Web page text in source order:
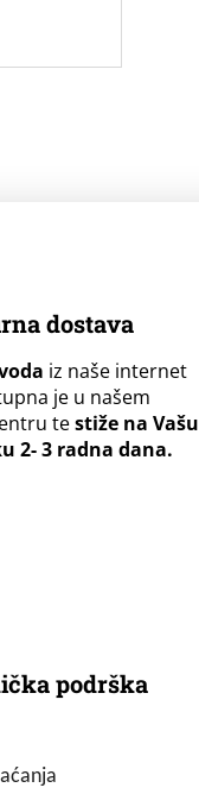
dostava
iz naše internet
je u našem
testiže na Vašu
2- 3 radna dana.
podrška